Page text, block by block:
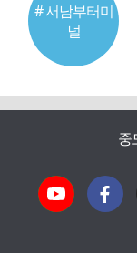
# 서남부터미
널
중